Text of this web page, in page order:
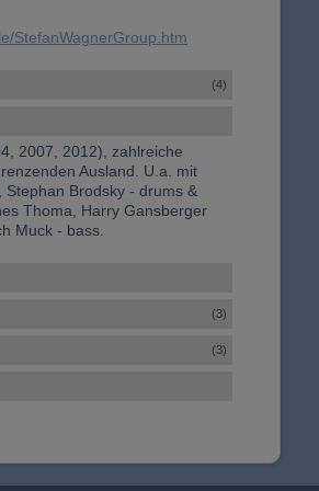
StefanWagnerGroup.htm
(4)
2007, 2012), zahlreiche
Ausland. U.a. mit
Stephan Brodsky - drums &
Thoma, Harry Gansberger
Muck - bass.
(3)
(3)